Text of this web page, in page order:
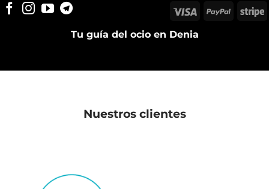
Tu guía del ocio en Denia
Visa PayPal
Nuestros clientes